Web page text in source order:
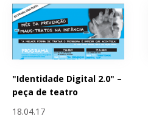
"Identidade Digital 2.0" –
peça de teatro
18.04.17